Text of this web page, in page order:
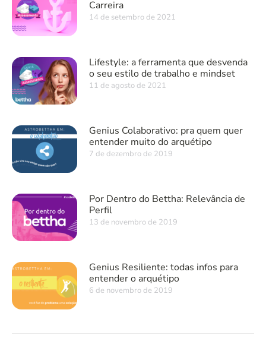
Carreira
14 de setembro de 2021
Lifestyle: a ferramenta que desvenda
o seu estilo de trabalho e mindset
11 de agosto de 2021
Genius Colaborativo: pra quem quer
entender muito do arquétipo
7 de dezembro de 2019
Por Dentro do Bettha: Relevância de
Perfil
13 de novembro de 2019
Genius Resiliente: todas infos para
entender o arquétipo
6 de novembro de 2019